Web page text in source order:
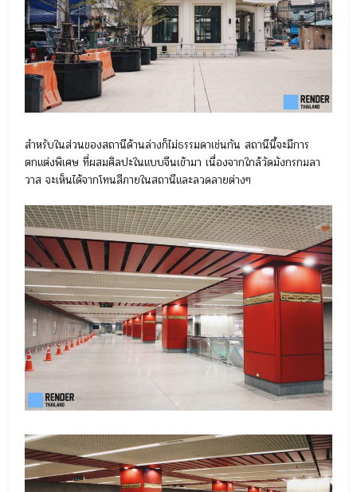
สำหรับในส่วนของสถานีด้านล่างก็ไม่ธรรมดาเช่นกัน สถานีนี้จะมีการ
ตกแต่งพิเศษ ที่ผสมศิลปะในแบบจีนเข้ามา เนื่องจากใกล้วัดมังกรกมลา
วาส จะเห็นได้จากโทนสีภายในสถานีและลวดลายต่างๆ